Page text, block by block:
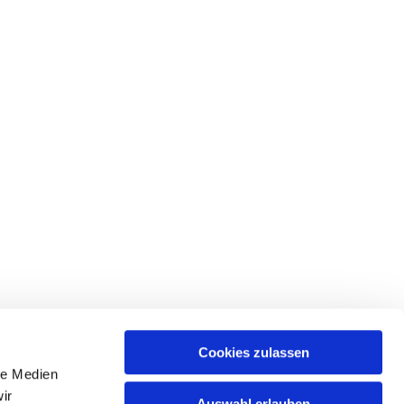
Medien
Cookies zulassen